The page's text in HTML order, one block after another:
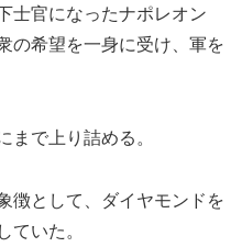
士官になったナポレオン
の希望を一身に受け、軍を
まで上り詰める。
徴として、ダイヤモンドを
ていた。